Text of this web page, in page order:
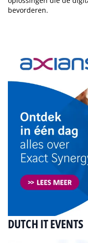
bevorderen.
DUTCH IT EVENTS